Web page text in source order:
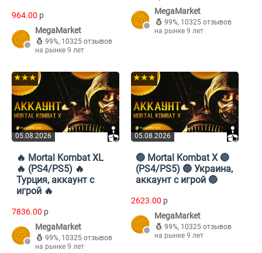
964.00 p
MegaMarket
99%, 10325 отзывов
на рынке 9 лет
MegaMarket
99%, 10325 отзывов
на рынке 9 лет
05.08.2026
★★★
🔥 Mortal Kombat XL
🔥 (PS4/PS5) 🔥
Турция, аккаунт с
игрой 🔥
7836.00 p
MegaMarket
99%, 10325 отзывов
на рынке 9 лет
05.08.2026
★★★
🔵 Mortal Kombat X 🔵
(PS4/PS5) 🔵 Украина,
аккаунт с игрой 🔵
2623.00 p
MegaMarket
99%, 10325 отзывов
на рынке 9 лет